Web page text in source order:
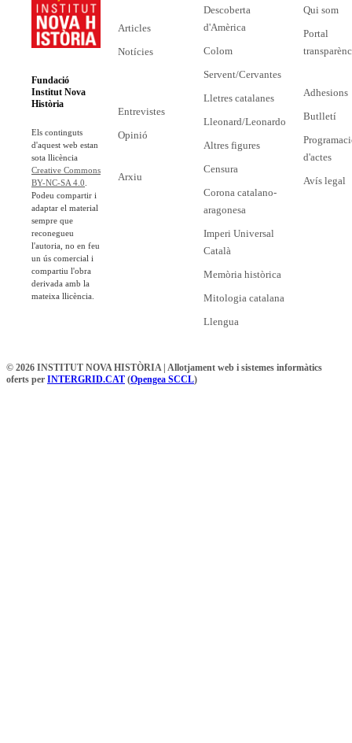
Fundació
Institut Nova
Història
Els continguts
d'aquest web estan
sota llicència
Creative Commons
BY-NC-SA 4.0
Podeu compartir i
adaptar el material
sempre que
reconegueu
l'autoria, no en feu
un ús comercial i
compartiu l'obra
derivada amb la
mateixa llicència.
Articles
Notícies
Entrevistes
Opinió
Arxiu
Descoberta
d'Amèrica
Colom
Servent/Cervantes
Lletres catalanes
Lleonard/Leonardo
Altres figures
Censura
Corona catalano-
aragonesa
Imperi Universal
Català
Memòria històrica
Mitologia catalana
Llengua
Qui som
Portal
Adhesions
Butlletí
d'actes
Avís legal
© 2026 INSTITUT NOVA HISTÒRIA | Allotjament web i sistemes informàtics
oferts per INTERGRID.CAT (Opengea SCCL)